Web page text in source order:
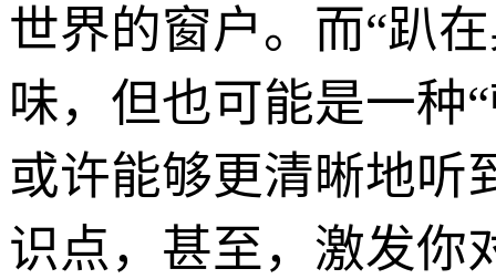
世界的窗户。而“趴
味，但也可能是一种
或许能够更清晰地听
识点，甚至，激发你